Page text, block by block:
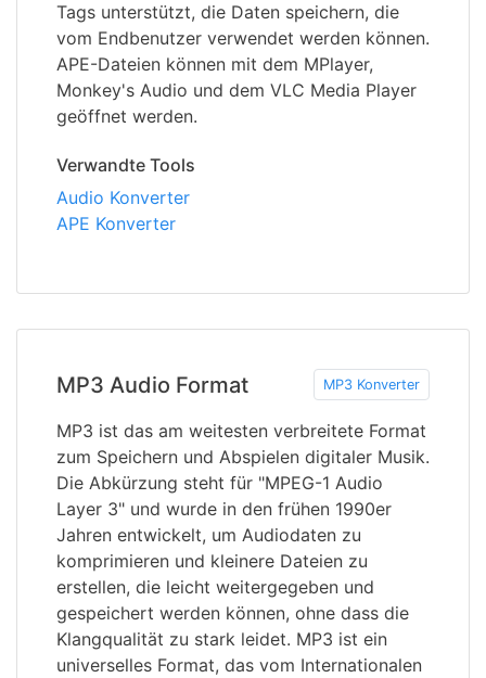
Tags unterstützt, die Daten speichern, die
vom Endbenutzer verwendet werden können.
APE-Dateien können mit dem MPlayer,
Monkey's Audio und dem VLC Media Player
geöffnet werden.
Verwandte Tools
Audio Konverter
APE Konverter
MP3 Audio Format MP3 Konverter
MP3 ist das am weitesten verbreitete Format
zum Speichern und Abspielen digitaler Musik.
Die Abkürzung steht für "MPEG-1 Audio
Layer 3" und wurde in den frühen 1990er
Jahren entwickelt, um Audiodaten zu
komprimieren und kleinere Dateien zu
erstellen, die leicht weitergegeben und
gespeichert werden können, ohne dass die
Klangqualität zu stark leidet. MP3 ist ein
universelles Format, das vom Internationalen